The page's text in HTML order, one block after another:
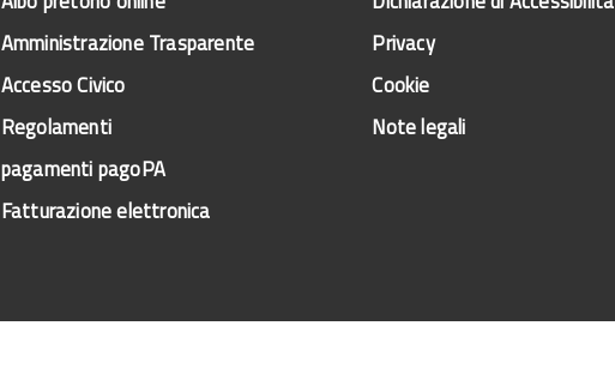
Amministrazione Trasparente
Accesso Civico
Regolamenti
pagamenti pagoPA
Fatturazione elettronica
Privacy
Cookie
Note legali